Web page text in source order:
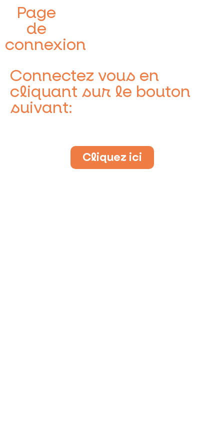
Page
de
connexion
Connectez vous en
cliquant sur le bouton
suivant:
Cliquez ici